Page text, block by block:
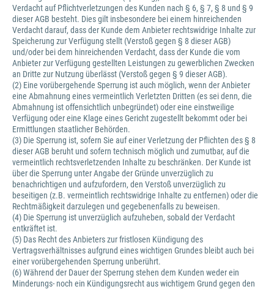
Verdacht auf Pflichtverletzungen des Kunden nach § 6, § 7, § 8 und § 9
dieser AGB besteht. Dies gilt insbesondere bei einem hinreichenden
Verdacht darauf, dass der Kunde dem Anbieter rechtswidrige Inhalte zur
Speicherung zur Verfügung stellt (Verstoß gegen § 8 dieser AGB)
und/oder bei dem hinreichenden Verdacht, dass der Kunde die vom
Anbieter zur Verfügung gestellten Leistungen zu gewerblichen Zwecken
an Dritte zur Nutzung überlässt (Verstoß gegen § 9 dieser AGB).
(2) Eine vorübergehende Sperrung ist auch möglich, wenn der Anbieter
eine Abmahnung eines vermeintlich Verletzten Dritten (es sei denn, die
Abmahnung ist offensichtlich unbegründet) oder eine einstweilige
Verfügung oder eine Klage eines Gericht zugestellt bekommt oder bei
Ermittlungen staatlicher Behörden.
(3) Die Sperrung ist, sofern Sie auf einer Verletzung der Pflichten des § 8
dieser AGB beruht und sofern technisch möglich und zumutbar, auf die
vermeintlich rechtsverletzenden Inhalte zu beschränken. Der Kunde ist
über die Sperrung unter Angabe der Gründe unverzüglich zu
benachrichtigen und aufzufordern, den Verstoß unverzüglich zu
beseitigen (z.B. vermeintlich rechtswidrige Inhalte zu entfernen) oder die
Rechtmäßigkeit darzulegen und gegebenenfalls zu beweisen.
(4) Die Sperrung ist unverzüglich aufzuheben, sobald der Verdacht
entkräftet ist.
(5) Das Recht des Anbieters zur fristlosen Kündigung des
Vertragsverhältnisses aufgrund eines wichtigen Grundes bleibt auch bei
einer vorübergehenden Sperrung unberührt.
(6) Während der Dauer der Sperrung stehen dem Kunden weder ein
Minderungs- noch ein Kündigungsrecht aus wichtigem Grund gegen den